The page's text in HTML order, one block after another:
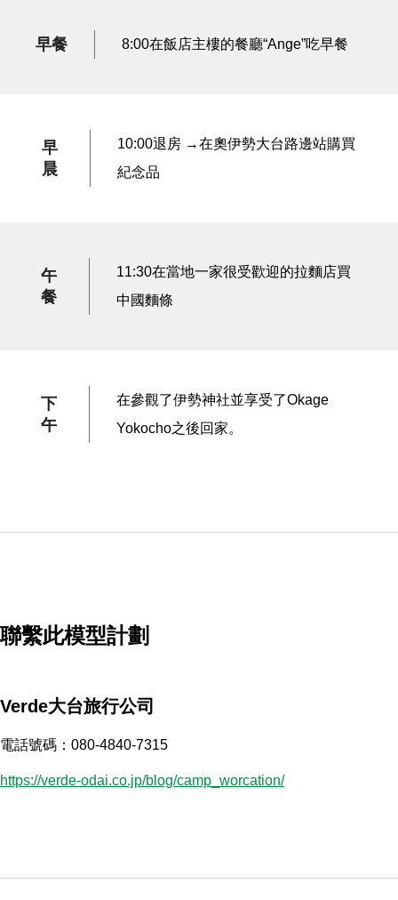
早餐 8:00在飯店主樓的餐廳“Ange”吃早餐
早
晨
10:00退房 →在奧伊勢大台路邊站購買
紀念品
午
餐
11:30在當地一家很受歡迎的拉麵店買
中國麵條
下
午
在參觀了伊勢神社並享受了Okage
Yokocho之後回家。
聯繫此模型計劃
Verde大台旅行公司
電話號碼：080-4840-7315
https://verde-odai.co.jp/blog/camp_worcation/